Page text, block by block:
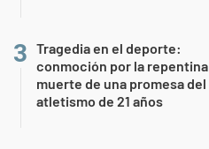
Tragedia en el deporte:
conmoción por la repentina
muerte de una promesa del
atletismo de 21 años